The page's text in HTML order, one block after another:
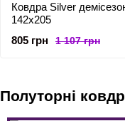
Полуторні
Ковдра Silver
142x205
1 107 грн
805 грн